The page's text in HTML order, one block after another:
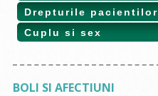
Drepturile pacientilor
Cuplu si sex
BOLI SI AFECTIUNI